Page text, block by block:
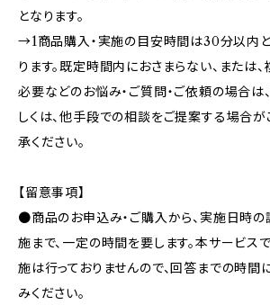
となります。
→1商品購入・実施の目安時間は30分以内
ります。既定時間内におさまらない、または
必要などのお悩み・ご質問・ご依頼の場合は
しくは、他手段での相談をご提案する場合が
承ください。
【留意事項】
●商品のお申込み・ご購入から、実施日時の
施まで、一定の時間を要します。本サービス
施は行っておりませんので、回答までの時間
みください。